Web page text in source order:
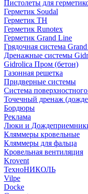
Пистолеты для
Герметик Soudal
Герметик ТН
Герметик Runotex
Герметик Grand Line
Грядочная система
Дренажные системы
Gidrolica Пром (бетон)
Газонная решетка
Придверные системы
Система
Точечный дренаж
Бордюры
Рекламa
Люки и
Кляммеры кровельные
Кляммеры для фальца
Кровельная вентиляция
Krovent
ТехноНИКОЛЬ
Vilpe
Docke